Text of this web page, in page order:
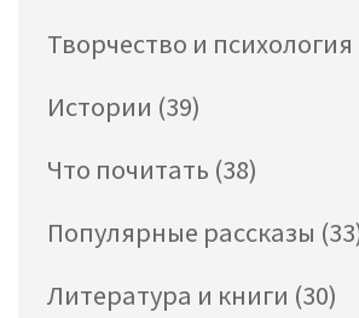
Творчество и психология
Истории (39)
Что почитать (38)
Популярные рассказы
Литература и книги (30)